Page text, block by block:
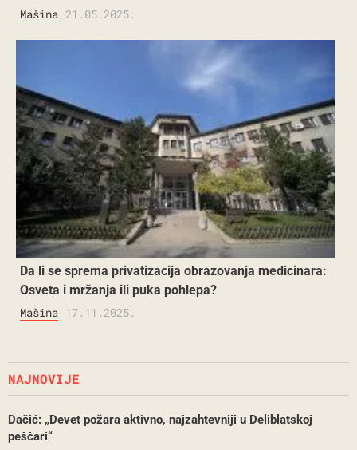
Mašina 21.05.2025.
Da li se sprema privatizacija obrazovanja medicinara:
Osveta i mržanja ili puka pohlepa?
Mašina 17.11.2025.
NAJNOVIJE
Dačić: „Devet požara aktivno, najzahtevniji u Deliblatskoj
peščari“